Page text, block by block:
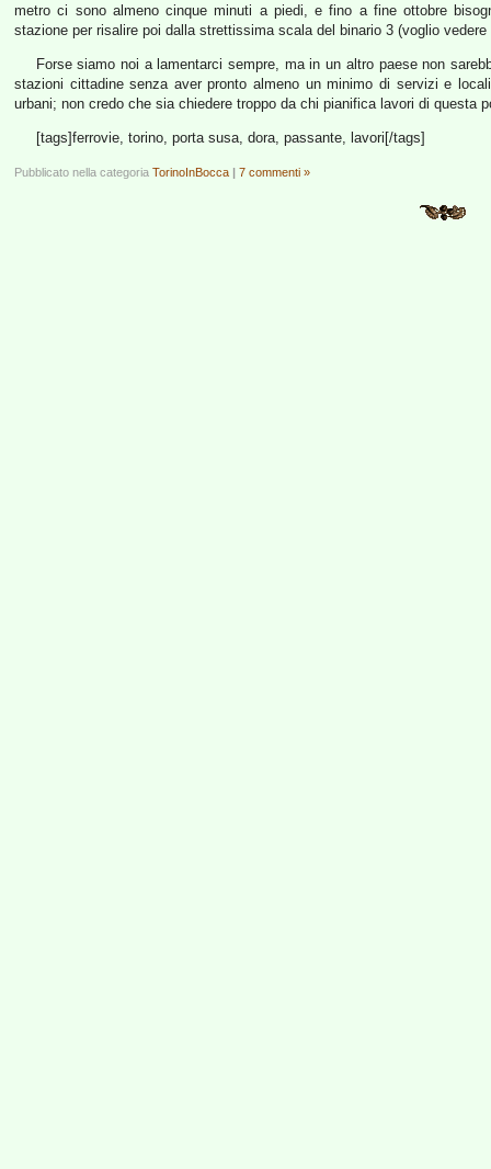
metro ci sono almeno cinque minuti a piedi, e fino a fine ottobre
stazione per risalire poi dalla strettissima scala del binario 3 (voglio
Forse siamo noi a lamentarci sempre, ma in un altro paese non
stazioni cittadine senza aver pronto almeno un minimo di servizi e
urbani; non credo che sia chiedere troppo da chi pianifica lavori di questa
[tags]ferrovie, torino, porta susa, dora, passante, lavori[/tags]
Pubblicato nella categoria TorinoInBocca | 7 commenti »